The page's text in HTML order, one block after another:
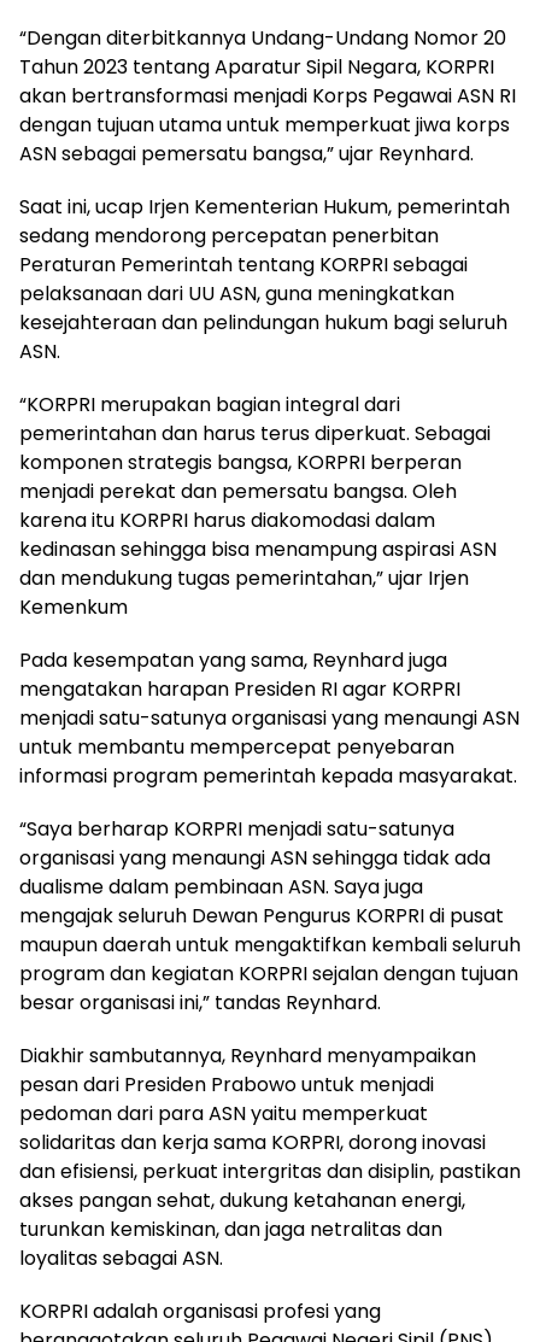
“Dengan diterbitkannya Undang-Undang Nomor 20
Tahun 2023 tentang Aparatur Sipil Negara, KORPRI
akan bertransformasi menjadi Korps Pegawai ASN RI
dengan tujuan utama untuk memperkuat jiwa korps
ASN sebagai pemersatu bangsa,” ujar Reynhard.
Saat ini, ucap Irjen Kementerian Hukum, pemerintah
sedang mendorong percepatan penerbitan
Peraturan Pemerintah tentang KORPRI sebagai
pelaksanaan dari UU ASN, guna meningkatkan
kesejahteraan dan pelindungan hukum bagi seluruh
ASN.
“KORPRI merupakan bagian integral dari
pemerintahan dan harus terus diperkuat. Sebagai
komponen strategis bangsa, KORPRI berperan
menjadi perekat dan pemersatu bangsa. Oleh
karena itu KORPRI harus diakomodasi dalam
kedinasan sehingga bisa menampung aspirasi ASN
dan mendukung tugas pemerintahan,” ujar Irjen
Kemenkum
Pada kesempatan yang sama, Reynhard juga
mengatakan harapan Presiden RI agar KORPRI
menjadi satu-satunya organisasi yang menaungi ASN
untuk membantu mempercepat penyebaran
informasi program pemerintah kepada masyarakat.
“Saya berharap KORPRI menjadi satu-satunya
organisasi yang menaungi ASN sehingga tidak ada
dualisme dalam pembinaan ASN. Saya juga
mengajak seluruh Dewan Pengurus KORPRI di pusat
maupun daerah untuk mengaktifkan kembali seluruh
program dan kegiatan KORPRI sejalan dengan tujuan
besar organisasi ini,” tandas Reynhard.
Diakhir sambutannya, Reynhard menyampaikan
pesan dari Presiden Prabowo untuk menjadi
pedoman dari para ASN yaitu memperkuat
solidaritas dan kerja sama KORPRI, dorong inovasi
dan efisiensi, perkuat intergritas dan disiplin, pastikan
akses pangan sehat, dukung ketahanan energi,
turunkan kemiskinan, dan jaga netralitas dan
loyalitas sebagai ASN.
KORPRI adalah organisasi profesi yang